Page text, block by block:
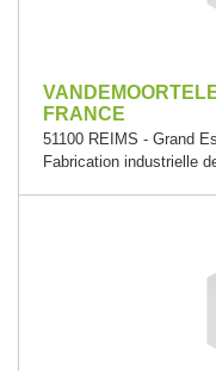
FRANCE
51100 REIMS - Grand
Fabrication industrielle